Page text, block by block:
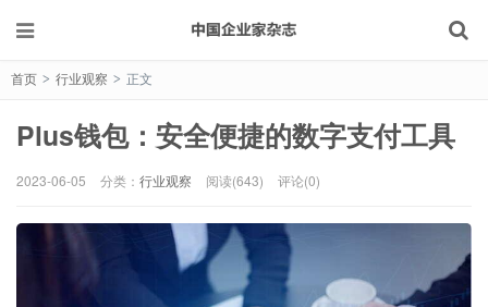
首页 > 行业观察 > 正文
Plus钱包：安全便捷的数字支付工具
2023-06-05 分类： 行业观察 阅读(643) 评论(0)